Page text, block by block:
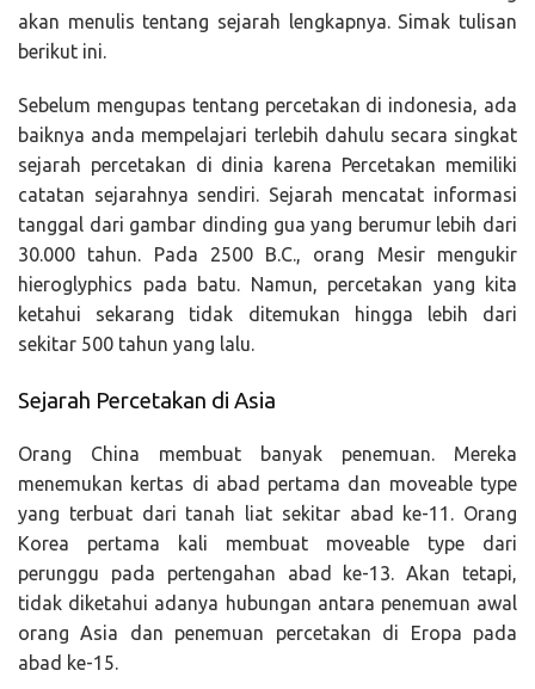
akan menulis tentang sejarah lengkapnya. Simak tulisan
berikut ini.
Sebelum mengupas tentang percetakan di indonesia, ada
baiknya anda mempelajari terlebih dahulu secara singkat
sejarah percetakan di dinia karena Percetakan memiliki
catatan sejarahnya sendiri. Sejarah mencatat informasi
tanggal dari gambar dinding gua yang berumur lebih dari
30.000 tahun. Pada 2500 B.C., orang Mesir mengukir
hieroglyphics pada batu. Namun, percetakan yang kita
ketahui sekarang tidak ditemukan hingga lebih dari
sekitar 500 tahun yang lalu.
Sejarah Percetakan di Asia
Orang China membuat banyak penemuan. Mereka
menemukan kertas di abad pertama dan moveable type
yang terbuat dari tanah liat sekitar abad ke-11. Orang
Korea pertama kali membuat moveable type dari
perunggu pada pertengahan abad ke-13. Akan tetapi,
tidak diketahui adanya hubungan antara penemuan awal
orang Asia dan penemuan percetakan di Eropa pada
abad ke-15.